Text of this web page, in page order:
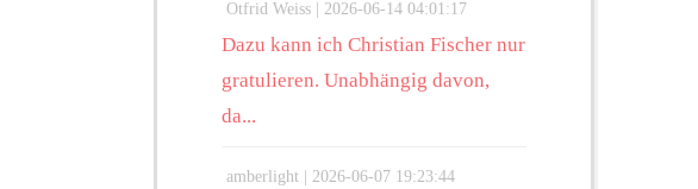
Otfrid Weiss | 2026-06-14 04:01:17
Dazu kann ich Christian Fischer nur
gratulieren. Unabhängig davon,
da...
amberlight | 2026-06-07 19:23:44